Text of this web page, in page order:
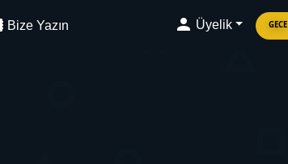
Bize Yazın Üyelik GECE